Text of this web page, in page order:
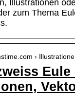
Illustrationen
zum Thema
›
Eule